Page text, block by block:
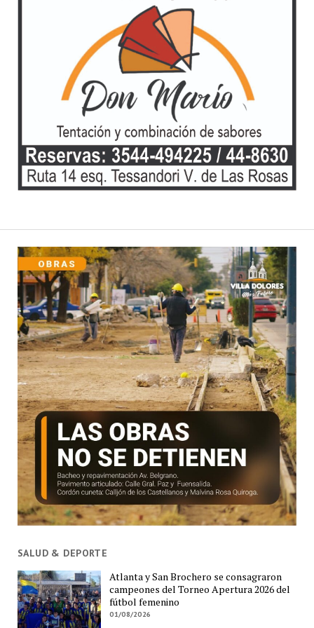
SALUD & DEPORTE
Atlanta y San Brochero se consagraron
campeones del Torneo Apertura 2026 del
fútbol femenino
01/08/2026